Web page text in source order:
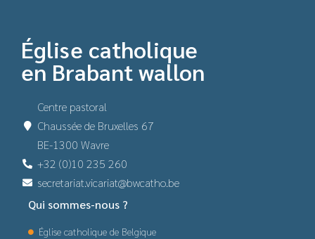
Église catholique
en Brabant wallon
Centre pastoral
Chaussée de Bruxelles 67
BE-1300 Wavre
+32 (0)10 235 260
secretariat.vicariat@bwcatho.be
Qui sommes-nous ?
Église catholique de Belgique